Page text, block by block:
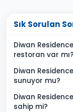
Sık Sorulan
Diwan
restoran var mı?
Diwan
sunuyor mu?
Diwan
sahip mi?